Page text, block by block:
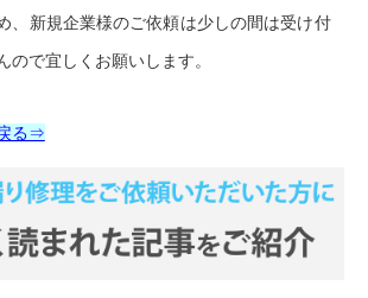
、新規企業様のご依頼は少しの間は受け付
ので宜しくお願いします。
る⇒